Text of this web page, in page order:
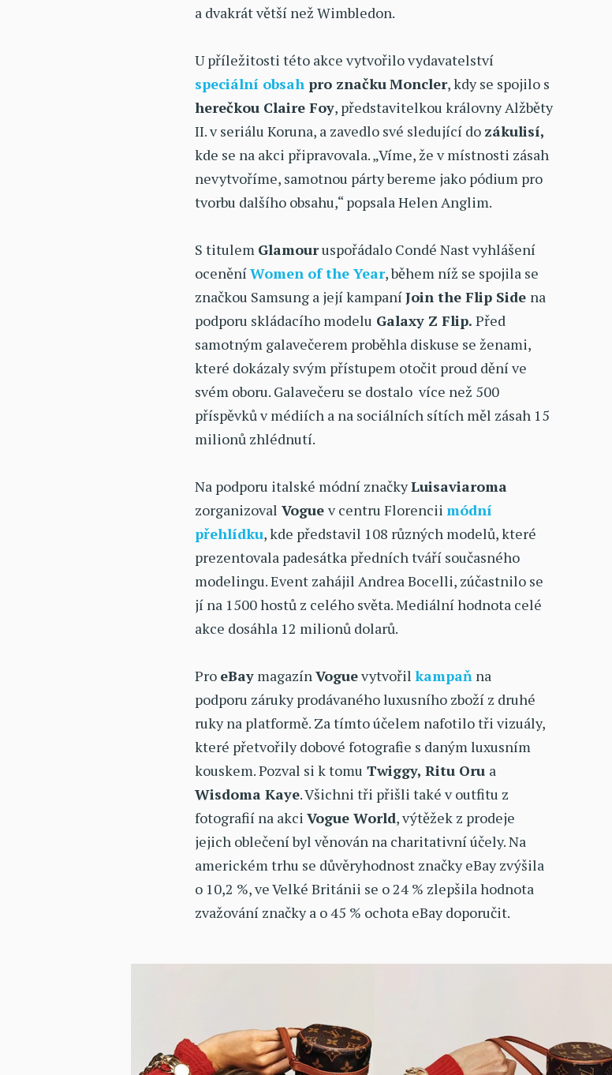
a dvakrát větší než Wimbledon.
U příležitosti této akce vytvořilo vydavatelství
speciální obsahpro značkuMoncler, kdy se spojilo s
herečkou Claire Foy, představitelkou královny Alžběty
II. v seriálu Koruna, a zavedlo své sledující do zákulisí,
kde se na akci připravovala. „Víme, že v místnosti zásah
nevytvoříme, samotnou párty bereme jako pódium pro
tvorbu dalšího obsahu,“ popsala Helen Anglim.
S titulem Glamouruspořádalo Condé Nast vyhlášení
oceněníWomen of the Year, během níž se spojila se
značkou Samsung a její kampaníJoin the Flip Side na
podporu skládacího modelu Galaxy Z Flip. Před
samotným galavečerem proběhla diskuse se ženami,
které dokázaly svým přístupem otočit proud dění ve
svém oboru. Galavečeru se dostalo více než 500
příspěvků v médiích a na sociálních sítích měl zásah 15
milionů zhlédnutí.
Na podporu italské módní značkyLuisaviaroma
zorganizoval Vogue v centru Florencii módní
přehlídku, kde představil 108 různých modelů, které
prezentovala padesátka předních tváří současného
modelingu. Event zahájil Andrea Bocelli, zúčastnilo se
jí na 1500 hostů z celého světa. Mediální hodnota celé
akce dosáhla 12 milionů dolarů.
Pro eBaymagazínVoguevytvořil kampaňna
podporu záruky prodávaného luxusního zboží z druhé
ruky na platformě. Za tímto účelem nafotilo tři vizuály,
které přetvořily dobové fotografie s daným luxusním
kouskem. Pozval si k tomu Twiggy, Ritu Oru a
Wisdoma Kaye. Všichni tři přišli také v outfitu z
fotografií na akci Vogue World, výtěžek z prodeje
jejich oblečení byl věnován na charitativní účely. Na
americkém trhu se důvěryhodnost značky eBay zvýšila
o 10,2 %, ve Velké Británii se o 24 % zlepšila hodnota
zvažování značky a o 45 % ochota eBay doporučit.